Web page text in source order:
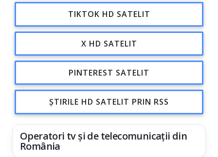
TIKTOK HD SATELIT
X HD SATELIT
PINTEREST SATELIT
ȘTIRILE HD SATELIT PRIN RSS
Operatori tv și de telecomunicații din
România